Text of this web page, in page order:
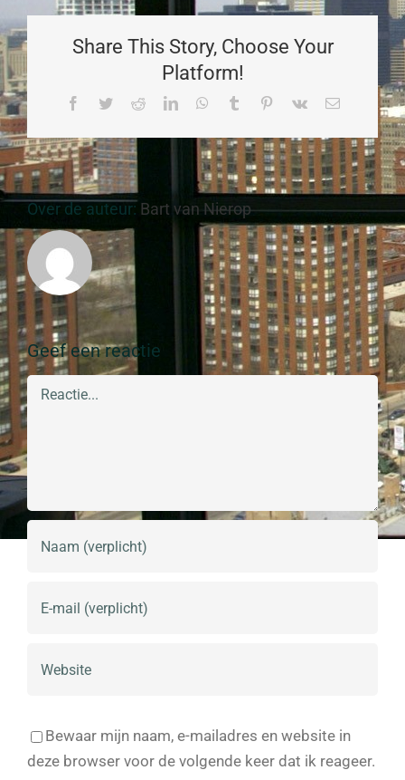
Share This Story, Choose Your
Platform!
Facebook
TwitterRedditLinkedInWhatsApp
Tumblr Pinterest
Vk
E-
Over de auteur: Bart van Nierop
Geef een reactie
Reactie
Bewaar mijn naam, e-mailadres en website in
deze browser voor de volgende keer dat ik reageer.